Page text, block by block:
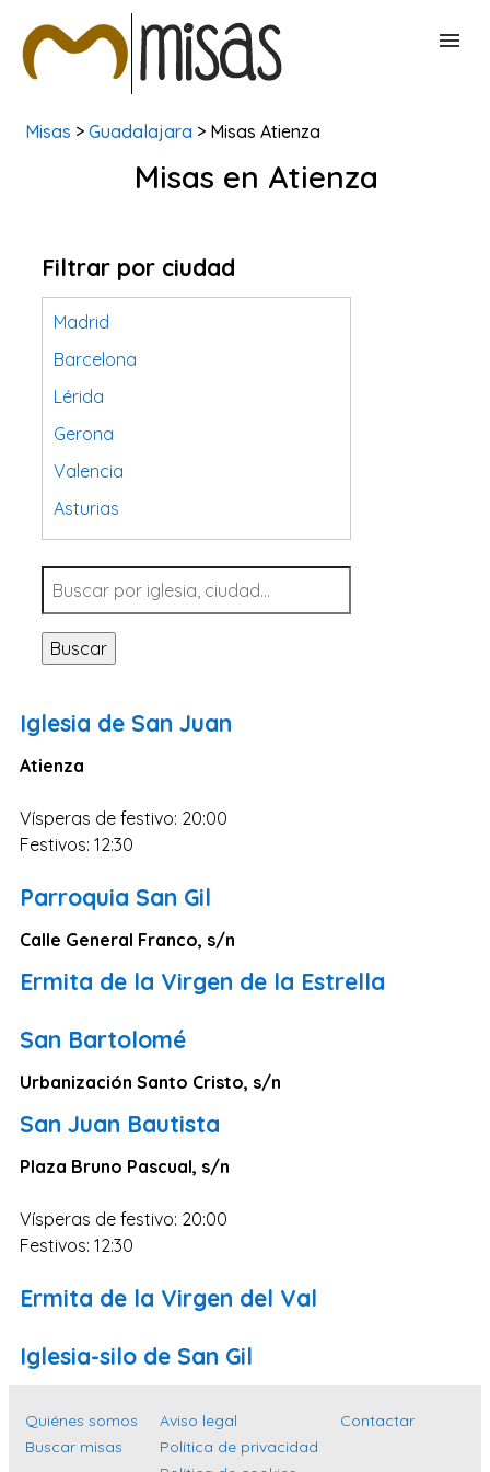
BUSCAR MISAS
Misas > Guadalajara > Misas Atienza
Misas en Atienza
Filtrar por ciudad
Madrid
Barcelona
Lérida
Gerona
Valencia
Asturias
Tarragona
Navarra
Valladolid
Sevilla
Santa Cruz de Tenerife
Cantabria
Islas Baleares
Las Palmas
Zaragoza
Murcia
Córdoba
Pontevedra
Huesca
Burgos
Badajoz
Guadalajara
Buscar
Iglesia de San Juan
Atienza
Vísperas de festivo: 20:00
Festivos: 12:30
Parroquia San Gil
Calle General Franco, s/n
Ermita de la Virgen de la Estrella
San Bartolomé
Urbanización Santo Cristo, s/n
San Juan Bautista
Plaza Bruno Pascual, s/n
Vísperas de festivo: 20:00
Festivos: 12:30
Ermita de la Virgen del Val
Iglesia-silo de San Gil
Quiénes somos
Buscar misas
Aviso legal
Política de privacidad
Contactar